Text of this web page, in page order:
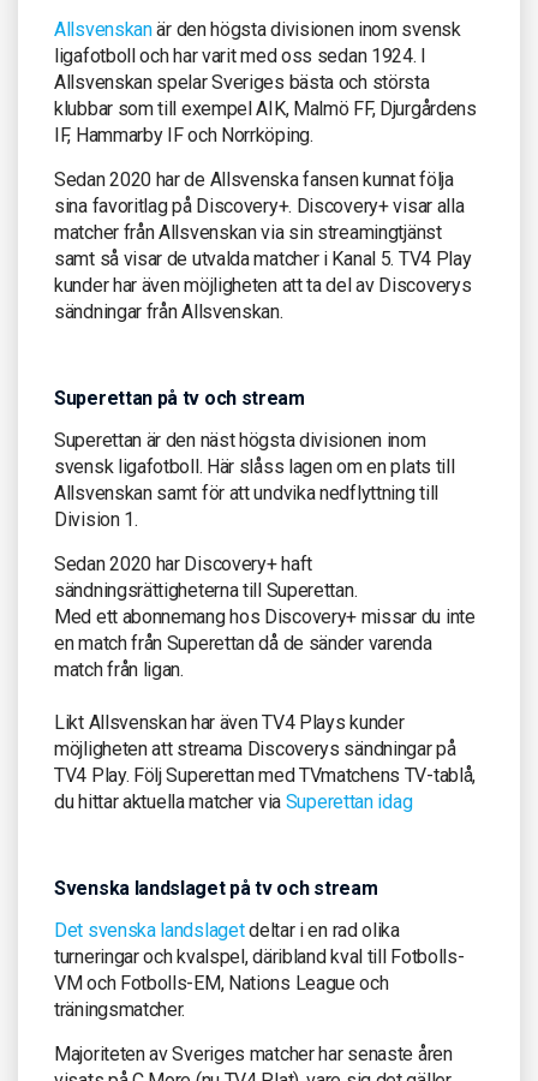
Allsvenskanär den högsta divisionen inom svensk
ligafotboll och har varit med oss sedan 1924. I
Allsvenskan spelar Sveriges bästa och största
klubbar som till exempel AIK, Malmö FF, Djurgårdens
IF, Hammarby IF och Norrköping.
Sedan 2020 har de Allsvenska fansen kunnat följa
sina favoritlag på Discovery+. Discovery+ visar alla
matcher från Allsvenskan via sin streamingtjänst
samt så visar de utvalda matcher i Kanal 5. TV4 Play
kunder har även möjligheten att ta del av Discoverys
sändningar från Allsvenskan.
Superettan på tv och stream
Superettan är den näst högsta divisionen inom
svensk ligafotboll. Här slåss lagen om en plats till
Allsvenskan samt för att undvika nedflyttning till
Division 1.
Sedan 2020 har Discovery+ haft
sändningsrättigheterna till Superettan.
Med ett abonnemang hos Discovery+ missar du inte
en match från Superettan då de sänder varenda
match från ligan.
Likt Allsvenskan har även TV4 Plays kunder
möjligheten att streama Discoverys sändningar på
TV4 Play. Följ Superettan med TVmatchens TV-tablå,
du hittar aktuella matcher via Superettan idag
Svenska landslaget på tv och stream
Det svenska landslagetdeltar i en rad olika
turneringar och kvalspel, däribland kval till Fotbolls-
VM och Fotbolls-EM, Nations League och
träningsmatcher.
Majoriteten av Sveriges matcher har senaste åren